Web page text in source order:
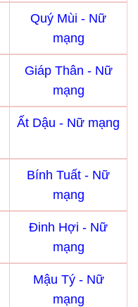
Quý Mùi - Nữ
mạng
Giáp Thân - Nữ
mạng
Ất Dậu - Nữ mạng
Bính Tuất - Nữ
mạng
Đinh Hợi - Nữ
mạng
Mậu Tý - Nữ
mạng